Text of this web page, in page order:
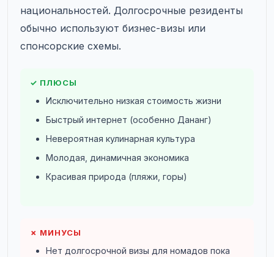
национальностей. Долгосрочные резиденты
обычно используют бизнес-визы или
спонсорские схемы.
✓ ПЛЮСЫ
Исключительно низкая стоимость жизни
Быстрый интернет (особенно Дананг)
Невероятная кулинарная культура
Молодая, динамичная экономика
Красивая природа (пляжи, горы)
✗ МИНУСЫ
Нет долгосрочной визы для номадов пока